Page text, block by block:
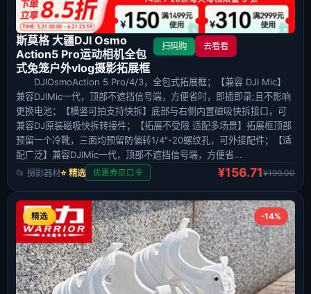
斯莫格 大疆DJI Osmo
Action5 Pro运动相机全包
式兔笼户外vlog摄影拓展框
扫码购 去看看
DJIOsmoAction 5 Pro/4/3，全包式拓展框；【兼容 DJI Mic】
兼容DJIMic一代，顶部不遮挡信号端，方便省时，即插即录;且不影响
更换电池；【横竖可拍支持快拆】底部与右侧内置磁吸快拆接口，可
兼容DJ原装磁吸快拆转接件；【拓展不受限 适配多场景】拓展框顶部
预留一个冷靴，三面均预留防偏转1/4"-20螺纹孔，可外接配件；【适
配广泛】兼容DJIMic一代，顶部不遮挡信号端，方便省...
📂 摄影器材⭐ 精选 优惠券京口令 ¥156.71¥199.00
-14%
精选